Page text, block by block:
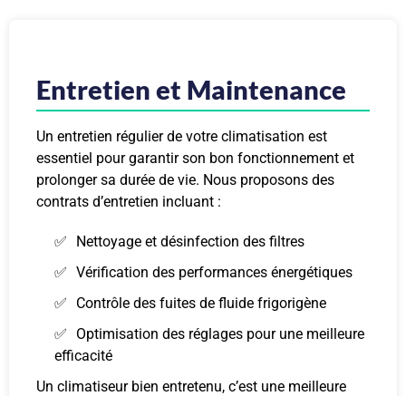
Entretien et Maintenance
Un entretien régulier de votre climatisation est
essentiel pour garantir son bon fonctionnement et
prolonger sa durée de vie. Nous proposons des
contrats d’entretien incluant :
Nettoyage et désinfection des filtres
Vérification des performances énergétiques
Contrôle des fuites de fluide frigorigène
Optimisation des réglages pour une meilleure
efficacité
Un climatiseur bien entretenu, c’est une meilleure